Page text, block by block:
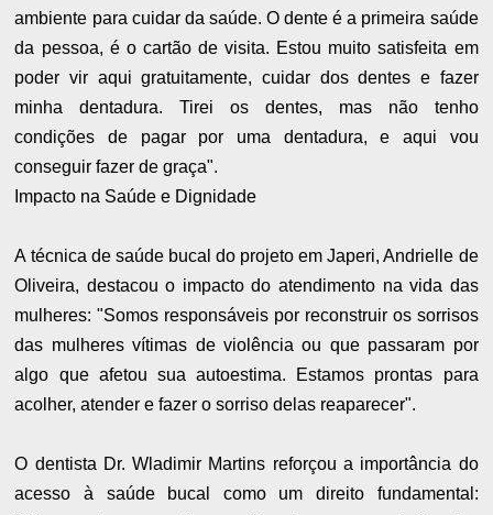
ambiente para cuidar da saúde. O dente é a primeira saúde
da pessoa, é o cartão de visita. Estou muito satisfeita em
poder vir aqui gratuitamente, cuidar dos dentes e fazer
minha dentadura. Tirei os dentes, mas não tenho
condições de pagar por uma dentadura, e aqui vou
conseguir fazer de graça".
Impacto na Saúde e Dignidade
A técnica de saúde bucal do projeto em Japeri, Andrielle de
Oliveira, destacou o impacto do atendimento na vida das
mulheres: "Somos responsáveis por reconstruir os sorrisos
das mulheres vítimas de violência ou que passaram por
algo que afetou sua autoestima. Estamos prontas para
acolher, atender e fazer o sorriso delas reaparecer".
O dentista Dr. Wladimir Martins reforçou a importância do
acesso à saúde bucal como um direito fundamental: